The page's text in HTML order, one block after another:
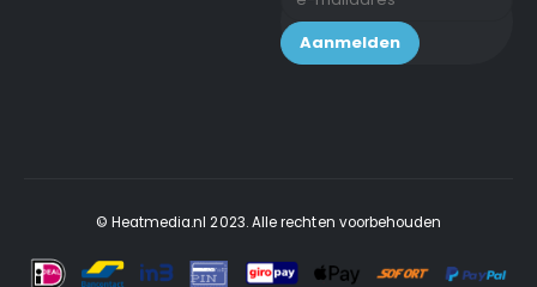
© Heatmedia.nl 2023. Alle rechten voorbehouden